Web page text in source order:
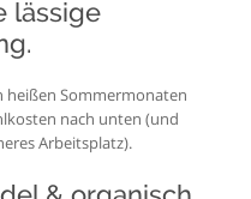
lässige
heißen Sommermonaten
nach unten (und
Arbeitsplatz).